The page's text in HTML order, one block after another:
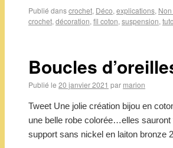
Publié danscrochet, Déco, explications,
crochet, décoration, fil coton, suspension, tuto
Boucles
Publié le 20 janvier 2021 par marion
Tweet Une jolie création bijou en
une belle robe colorée…elles
support sans nickel en laiton bronze